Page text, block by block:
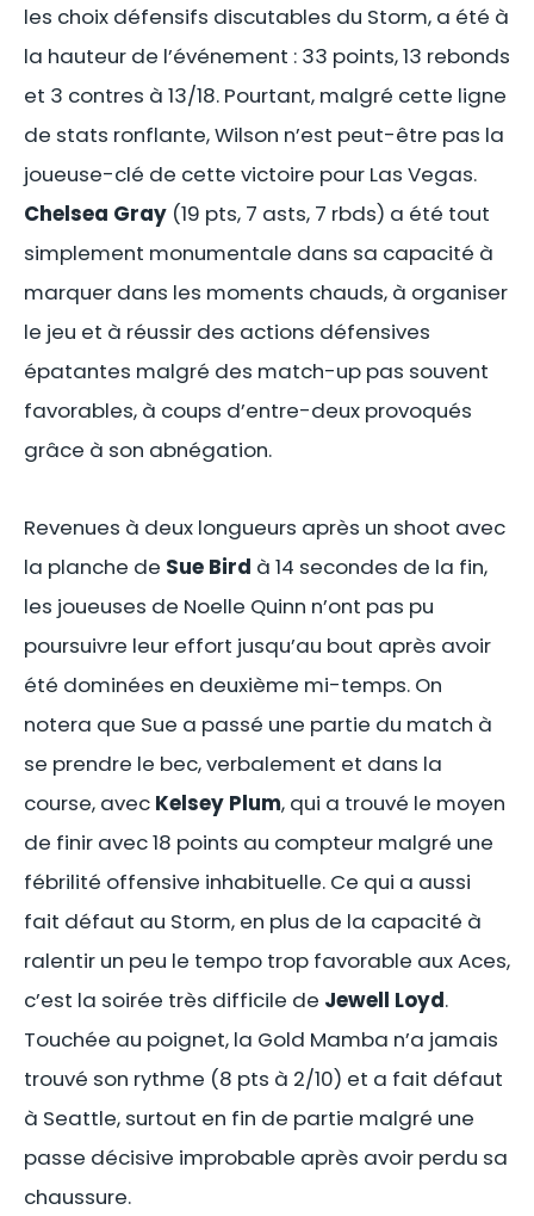
les choix défensifs discutables du Storm, a été à
la hauteur de l’événement : 33 points, 13 rebonds
et 3 contres à 13/18. Pourtant, malgré cette ligne
de stats ronflante, Wilson n’est peut-être pas la
joueuse-clé de cette victoire pour Las Vegas.
Chelsea Gray (19 pts, 7 asts, 7 rbds) a été tout
simplement monumentale dans sa capacité à
marquer dans les moments chauds, à organiser
le jeu et à réussir des actions défensives
épatantes malgré des match-up pas souvent
favorables, à coups d’entre-deux provoqués
grâce à son abnégation.
Revenues à deux longueurs après un shoot avec
la planche de Sue Bird à 14 secondes de la fin,
les joueuses de Noelle Quinn n’ont pas pu
poursuivre leur effort jusqu’au bout après avoir
été dominées en deuxième mi-temps. On
notera que Sue a passé une partie du match à
se prendre le bec, verbalement et dans la
course, avec Kelsey Plum, qui a trouvé le moyen
de finir avec 18 points au compteur malgré une
fébrilité offensive inhabituelle. Ce qui a aussi
fait défaut au Storm, en plus de la capacité à
ralentir un peu le tempo trop favorable aux Aces,
c’est la soirée très difficile de Jewell Loyd.
Touchée au poignet, la Gold Mamba n’a jamais
trouvé son rythme (8 pts à 2/10) et a fait défaut
à Seattle, surtout en fin de partie malgré une
passe décisive improbable après avoir perdu sa
chaussure.